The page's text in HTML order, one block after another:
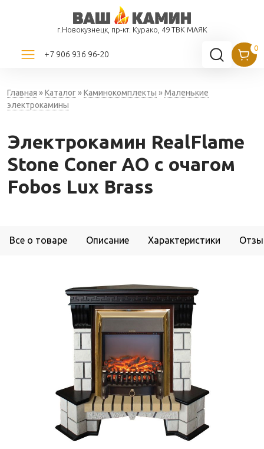
г.Новокузнецк, пр-кт. Курако, 49 ТВК МАЯК
+7 906 936 96-20
Главная »Каталог»Каминокомплекты »Маленькие
электрокамины
Электрокамин RealFlame
Stone Coner AO с очагом
Fobos Lux Brass
Все о товаре Описание Характеристики